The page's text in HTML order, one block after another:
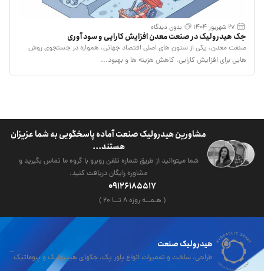
27 شهریور 1404 بدون دیدگاه
جک هیدرولیک در صنعت معدن افزایش کارایی و سود آوری
صنعت معدن، یکی از ستون‌ های اصلی اقتصاد جهانی، همواره در جستجوی روش‌
هایی برای افزایش کارایی، کاهش هزینه‌ ها و بهبود...
مشاورین هیدرولیک صنعت آماده پاسخگویی به شما عزیزان
هستند...
شما میتوانید از طریق شماره تلفن روبرو با گروه ما تماس بگیرید و
مشاوره رایگان دریافت کنید.
09126185517
( هـمــه روزه ۸ تــا ۲۰ )
هیدرولیک صنعت
طراحی، ساخت و تعمیرات انواع پاور پک، جکهای هیدرولیک و پنوماتیک